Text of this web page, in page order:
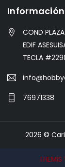
COND
EDIF
TECLA
76971338
2026 ©
THEMIS